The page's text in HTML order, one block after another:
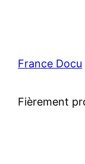
France Docu
Fièrement